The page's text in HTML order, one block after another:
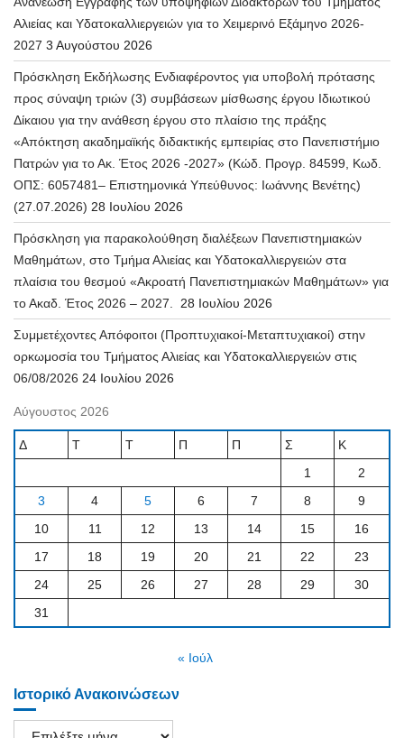
Αλιείας και Υδατοκαλλιεργειών για το Χειμερινό Εξάμηνο 2026-
2027 3 Αυγούστου 2026
Πρόσκληση Εκδήλωσης Ενδιαφέροντος για υποβολή πρότασης
προς σύναψη τριών (3) συμβάσεων μίσθωσης έργου Ιδιωτικού
Δίκαιου για την ανάθεση έργου στο πλαίσιο της πράξης
«Απόκτηση ακαδημαϊκής διδακτικής εμπειρίας στο Πανεπιστήμιο
Πατρών για το Ακ. Έτος 2026 -2027» (Κώδ. Προγρ. 84599, Κωδ.
ΟΠΣ: 6057481– Επιστημονικά Υπεύθυνος: Ιωάννης Βενέτης)
(27.07.2026) 28 Ιουλίου 2026
Πρόσκληση για παρακολούθηση διαλέξεων Πανεπιστημιακών
Μαθημάτων, στο Τμήμα Αλιείας και Υδατοκαλλιεργειών στα
πλαίσια του θεσμού «Ακροατή Πανεπιστημιακών Μαθημάτων» για
το Ακαδ. Έτος 2026 – 2027.
28 Ιουλίου 2026
Συμμετέχοντες Απόφοιτοι (Προπτυχιακοί-Μεταπτυχιακοί) στην
ορκωμοσία του Τμήματος Αλιείας και Υδατοκαλλιεργειών στις
06/08/2026 24 Ιουλίου 2026
Αύγουστος 2026
Δ Τ Τ Π Π Σ
Κ
1
2
3
4 5 6 7 8
9
10
11 12 13 14 15
16
17
18 19 20 21 22
23
24
25 26 27 28 29
30
31
« Ιούλ
Ιστορικό Ανακοινώσεων
Ιστορικό